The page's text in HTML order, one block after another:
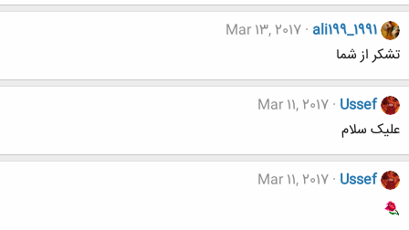
ali199_1991
Mar 13, 2017
تشکر از شما
Ussef
Mar 11, 2017
علیک سلام
Ussef
Mar 11, 2017